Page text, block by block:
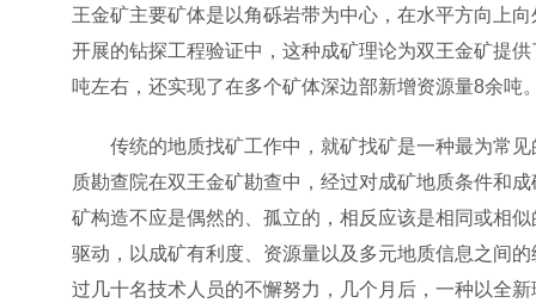
王金矿主要矿体是以角砾岩带为中心，在水平方向上
开展的钻探工程验证中，这种成矿理论为双王金矿提
吨左右，还实现了在多个矿体深边部新增资源量8余吨
传统的地质找矿工作中，就矿找矿是一种最为常
质勘查院在双王金矿勘查中，经过对成矿地质条件和
矿构造不应是偶然的、孤立的，相反应该是相同或相
驱动，以成矿有利度、资源量以及多元地质信息之间
过几十名技术人员的不懈努力，几个月后，一种以全